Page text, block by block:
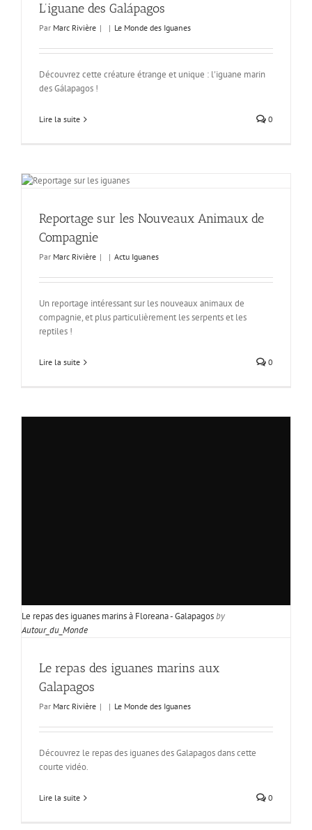
L’iguane des Galápagos
Par Marc Rivière | | Le Monde des Iguanes
Découvrez cette créature étrange et unique : l'iguane marin
des Gálapagos !
Lire la suite 0
Reportage sur les Nouveaux Animaux de
Compagnie
Par Marc Rivière | | Actu Iguanes
Un reportage intéressant sur les nouveaux animaux de
compagnie, et plus particulièrement les serpents et les
reptiles !
Lire la suite 0
Le repas des iguanes marins à Floreana - Galapagosby
Autour_du_Monde
Le repas des iguanes marins aux
Galapagos
Par Marc Rivière | | Le Monde des Iguanes
Découvrez le repas des iguanes des Galapagos dans cette
courte vidéo.
Lire la suite 0